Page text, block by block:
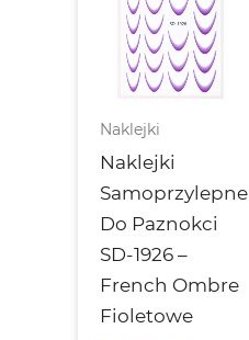
Naklejki
Naklejki
Samoprzylepne
Do Paznokci
SD-1926 –
French Ombre
Fioletowe